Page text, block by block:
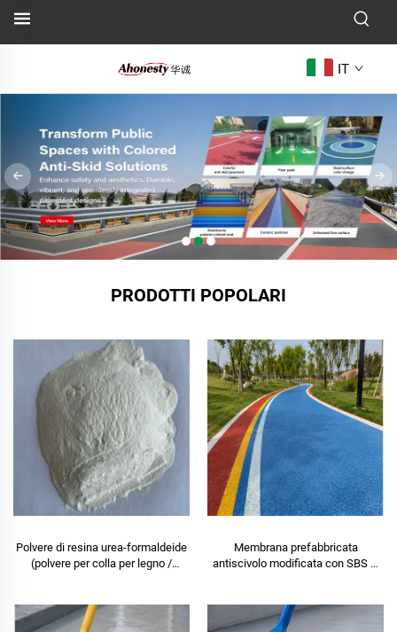
IT
PRODOTTI POPOLARI
Polvere di resina urea-formaldeide
(polvere per colla per legno /
cui compensato multistrato,
pannelli in legno pregiato, pannelli
Membrana prefabbricata
antiscivolo modificata con SBS —
Installazione rapida